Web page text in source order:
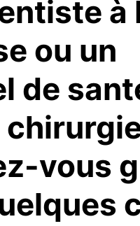
à
ou un
de
vous